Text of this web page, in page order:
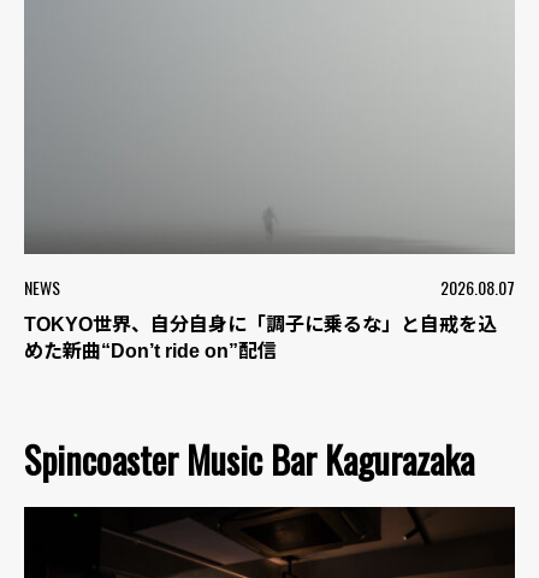
NEWS 2026.08.07
TOKYO世界、自分自身に「調子に乗るな」と自戒を込
めた新曲“Don’t ride on”配信
Spincoaster Music Bar Kagurazaka